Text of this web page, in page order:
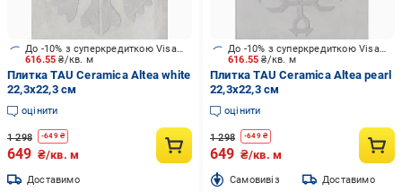
616.55₴/кв. м
До -10% з суперкредиткою Visa Вигода
Плитка TAU Ceramica Altea white
22,3x22,3 см
оцінити
1 298 -649₴
649 ₴/кв. м
Доставимо
616.55₴/кв. м
До -10% з суперкредиткою Visa Вигода
Плитка TAU Ceramica Altea pearl
22,3x22,3 см
оцінити
1 298 -649₴
649 ₴/кв. м
Cамовивіз Доставимо